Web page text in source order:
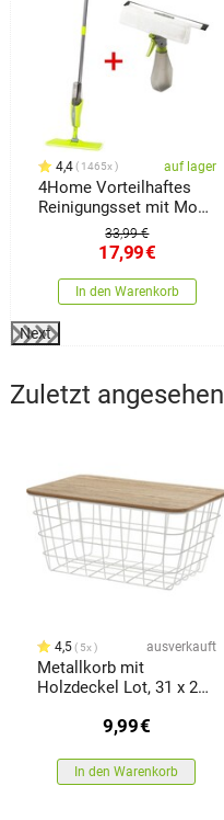
4,4 1465x auf lager
4Home Vorteilhaftes
Reinigungsset mit Mopp
und Fensterwischer
33,99 €
17,99€
In den Warenkorb
Next
Zuletzt angesehen
4,5 5x ausverkauft
Metallkorb mit
Holzdeckel Lot, 31 x 22
9,99€
In den Warenkorb